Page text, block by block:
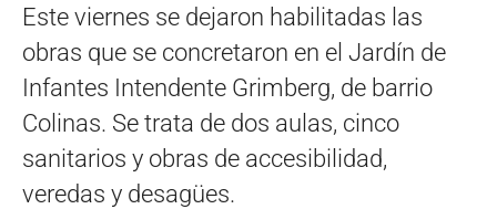
Este viernes se dejaron habilitadas las
obras que se concretaron en el Jardín de
Infantes Intendente Grimberg, de barrio
Colinas. Se trata de dos aulas, cinco
sanitarios y obras de accesibilidad,
veredas y desagües.